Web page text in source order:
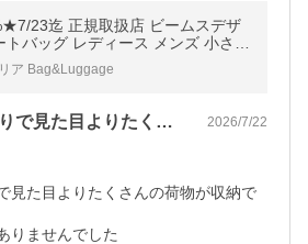
23迄 正規取扱店 ビームスデザ
トバッグ レディース メンズ 小さめ
軽量 軽い ブランド 横型 大
BMMH0BT2
ア Bag&Luggage
しっかりとした作りで見た目よりたくさん… 2026/7/22
見た目よりたくさんの荷物が収納で
りませんでした